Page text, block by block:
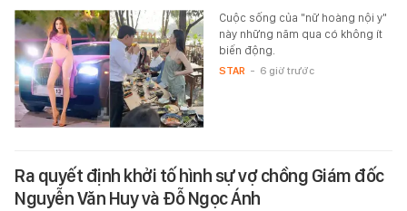
Cuộc sống của "nữ hoàng nội y"
này những năm qua có không ít
biến động.
STAR - 6 giờ trước
Ra quyết định khởi tố hình sự vợ chồng Giám đốc
Nguyễn Văn Huy và Đỗ Ngọc Ánh